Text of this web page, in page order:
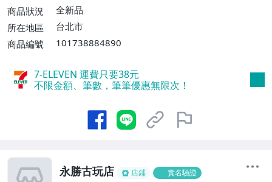
商品狀況
全新品
所在地區
台北市
商品編號
101738884890
7-ELEVEN 運費只要38元
不限金額、筆數，筆筆優惠無限次！
永勝古玩店 店鋪 實名驗證